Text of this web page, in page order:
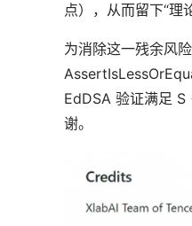
点），从而留下“理
为消除这一残余风
EdDSA 验证满足
谢。